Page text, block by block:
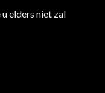
elders niet zal